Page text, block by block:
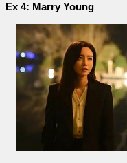
Ex 4: Marry Young